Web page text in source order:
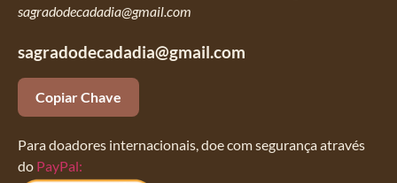
sagradodecadadia@gmail.com
sagradodecadadia@gmail.com
Copiar Chave
Para doadores internacionais, doe com segurança através
do PayPal: